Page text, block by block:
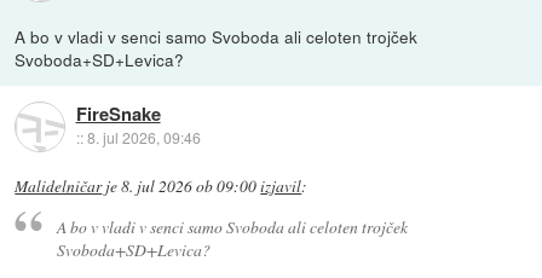
A bo v vladi v senci samo Svoboda ali celoten trojček
Svoboda+SD+Levica?
FireSnake
::8. jul 2026, 09:46
Malidelničarje8. jul 2026 ob 09:00izjavil:
A bo v vladi v senci samo Svoboda ali celoten trojček
Svoboda+SD+Levica?